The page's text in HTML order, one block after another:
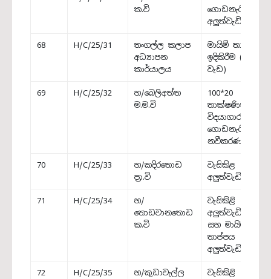
ක.වි
ගොඩනැගිල්ල
අලුත්වැඩියාව
68 H/C/25/31
තංගල්ල කලාප
අධ්‍යාපන
කාර්යාලය
මායිම් තාප්පය
ඉදිකිරීම (ඉතිරි
වැඩ)
69 H/C/25/32
හ/බෙලිඅත්ත
ම.ම.වි
100*20
තාක්ෂණික
විදයාගාරය
ගොඩනැගිල්ල
නවීකරණය
70 H/C/25/33
හ/කදිරතොඩ
ප්‍රා.වි
වැසිකිළ
අලුත්වැඩියාව
71 H/C/25/34
හ/
තොඩවානතොඩ
ක.වි
වැසිකිළි
අලුත්වැඩියාව
සහ මායිම්
තාප්පය
අලුත්වැඩියාව
72 H/C/25/35
හ/කුඩාවැල්ල
වැසිකිළි